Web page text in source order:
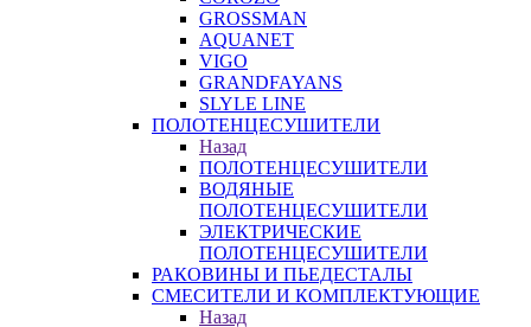
GROSSMAN
AQUANET
VIGO
GRANDFAYANS
SLYLE LINE
ПОЛОТЕНЦЕСУШИТЕЛИ
Назад
ПОЛОТЕНЦЕСУШИТЕЛИ
ВОДЯНЫЕ
ПОЛОТЕНЦЕСУШИТЕЛИ
ЭЛЕКТРИЧЕСКИЕ
ПОЛОТЕНЦЕСУШИТЕЛИ
РАКОВИНЫ И ПЬЕДЕСТАЛЫ
СМЕСИТЕЛИ И КОМПЛЕКТУЮЩИЕ
Назад